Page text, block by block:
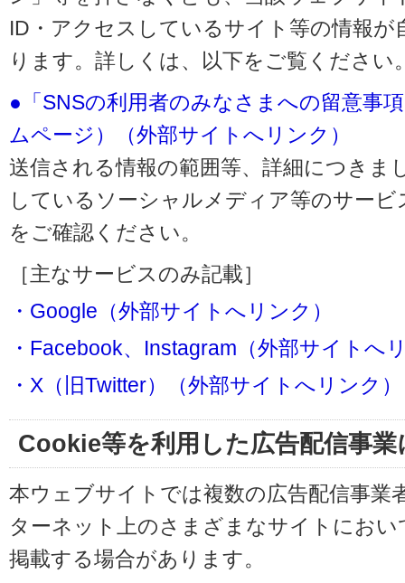
ID・アクセスしているサイト等の情報
ります。詳しくは、以下をご覧ください
●「SNSの利用者のみなさまへの留意事
ムページ）（外部サイトへリンク）
送信される情報の範囲等、詳細につきま
しているソーシャルメディア等のサー
をご確認ください。
［主なサービスのみ記載］
・Google（外部サイトへリンク）
・Facebook、Instagram（外部サイトへ
・X（旧Twitter）（外部サイトへリンク）
Cookie等を利用した広告配信事
本ウェブサイトでは複数の広告配信事業
ターネット上のさまざまなサイトにお
掲載する場合があります。